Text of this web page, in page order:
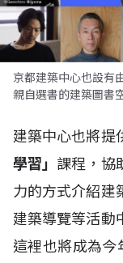
京都建築中心也設有
親自選書的建築圖書
建築中心也將提
學習」 課程，協
力的方式介紹建
建築導覽等活動
這裡也將成為今